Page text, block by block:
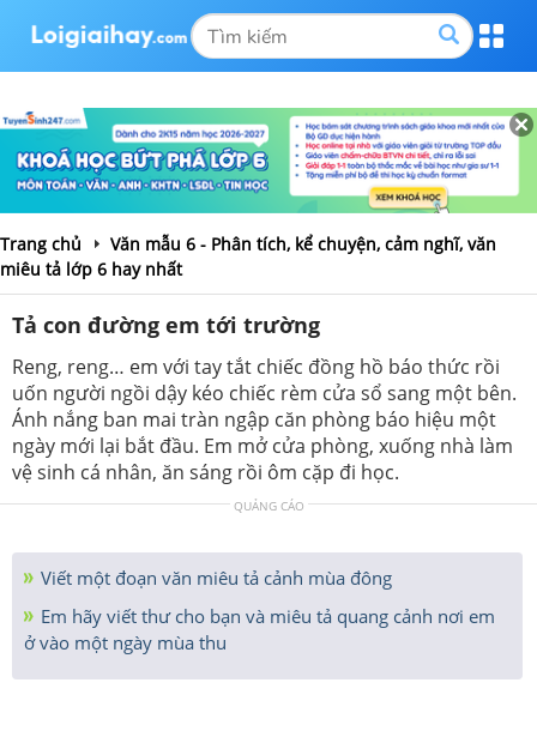
Trang chủ
Văn mẫu 6 - Phân tích, kể chuyện, cảm nghĩ, văn
miêu tả lớp 6 hay nhất
Tả con đường em tới trường
Reng, reng… em với tay tắt chiếc đồng hồ báo thức rồi
uốn người ngồi dậy kéo chiếc rèm cửa sổ sang một bên.
Ánh nắng ban mai tràn ngập căn phòng báo hiệu một
ngày mới lại bắt đầu. Em mở cửa phòng, xuống nhà làm
vệ sinh cá nhân, ăn sáng rồi ôm cặp đi học.
QUẢNG CÁO
Viết một đoạn văn miêu tả cảnh mùa đông
Em hãy viết thư cho bạn và miêu tả quang cảnh nơi em
ở vào một ngày mùa thu